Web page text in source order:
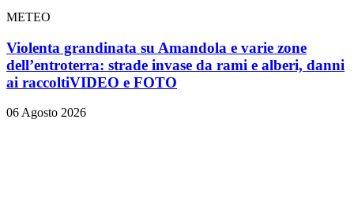
METEO
Violenta grandinata su Amandola e varie zone
dell’entroterra: strade invase da rami e alberi, danni
ai raccoltiVIDEO e FOTO
06 Agosto 2026